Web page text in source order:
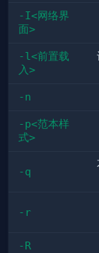
-I<网络界
面>
-l<前置载
入>
-n
-p<范本样
式>
-q
-r
-R